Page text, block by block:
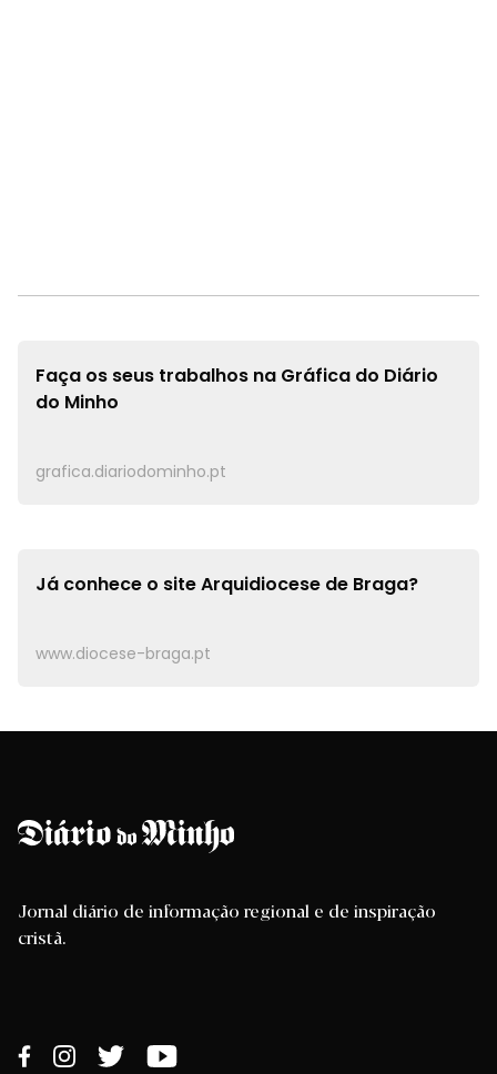
Faça os seus trabalhos na Gráfica do Diário
do Minho
grafica.diariodominho.pt
Já conhece o siteArquidiocese de Braga?
www.diocese-braga.pt
Jornal diário de informação regional e de inspiração
cristã.